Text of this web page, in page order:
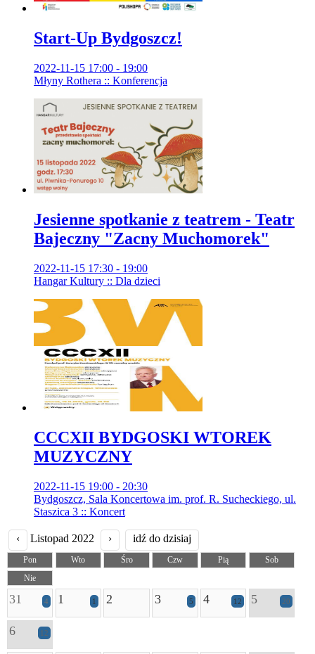
Start-Up Bydgoszcz!
2022-11-15 17:00 - 19:00
Młyny Rothera :: Konferencja
Jesienne spotkanie z teatrem - Teatr
Bajeczny "Zacny Muchomorek"
2022-11-15 17:30 - 19:00
Hangar Kultury :: Dla dzieci
CCCXII BYDGOSKI WTOREK
MUZYCZNY
2022-11-15 19:00 - 20:30
Bydgoszcz, Sala Koncertowa im. prof. R. Sucheckiego, ul.
Staszica 3 :: Koncert
‹ Listopad 2022 › idź do dzisiaj
Pon Wto Śro Czw Pią
Sob
Nie
31 4 1 1 2 3 5 4 12 5 20
6 12